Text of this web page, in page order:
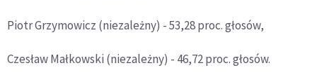
Piotr Grzymowicz (niezależny) - 53,28 proc. głosów,
Czesław Małkowski (niezależny) - 46,72 proc. głosów.